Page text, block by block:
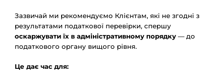
Зазвичай ми рекомендуємо Клієнтам, які не згодні з
результатами податкової перевірки, спершу
оскаржувати їх в адміністративному порядку — до
податкового органу вищого рівня.
Це дає час для: